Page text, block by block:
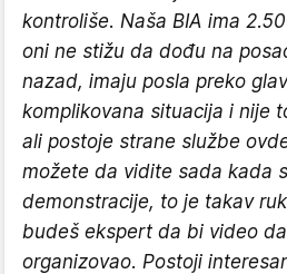
kontroliše. Naša BIA ima
oni ne stižu da dođu na
nazad, imaju posla preko
komplikovana situacija i nije
ali postoje strane službe
možete da vidite sada kada
demonstracije, to je takav
budeš ekspert da bi video
organizovao. Postoji